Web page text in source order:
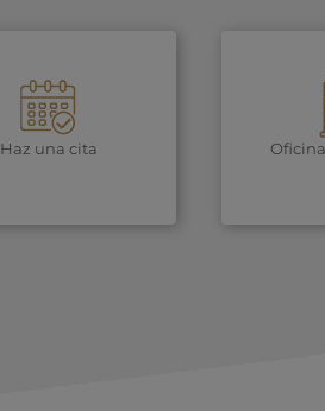
Haz una cita